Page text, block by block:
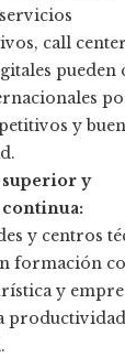
call
pueden
y
y
y centros
formación
y
productividad